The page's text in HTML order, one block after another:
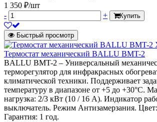
1 350 ₽/шт
-
+ Купить
Быстрый просмотр
Термостат механический BALLU BMT-2
BALLU BMT-2 – Универсальный
терморегулятор для инфракрасных
климатической техники. Поддерживает
температуру в диапазоне от +5 до +30°С.
нагрузка: 2/3 кВт (10 / 16 А). Индикатор
выключатель. Режим Антизамерзания.
Гарантия: 1 год.